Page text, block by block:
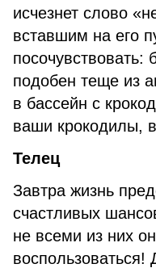
исчезнет слово
вставшим на его
посочувствовать:
подобен теще из
в бассейн с
ваши крокодилы,
Телец
Завтра жизнь
счастливых
не всеми из них